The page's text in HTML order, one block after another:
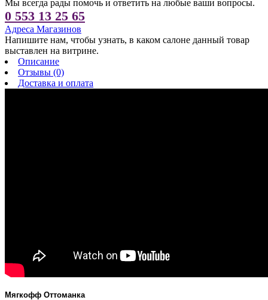
Мы всегда рады помочь и ответить на любые ваши вопросы.
0 553 13 25 65
Адреса Магазинов
Напишите нам, чтобы узнать, в каком салоне данный товар
выставлен на витрине.
Описание
Отзывы (0)
Доставка и оплата
Мягкофф Оттоманка